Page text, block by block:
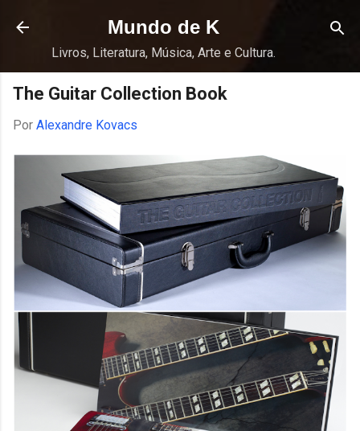
Pular para o conteúdo principal
Mundo de K
Livros, Literatura, Música, Arte e Cultura.
The Guitar Collection Book
Por Alexandre Kovacs